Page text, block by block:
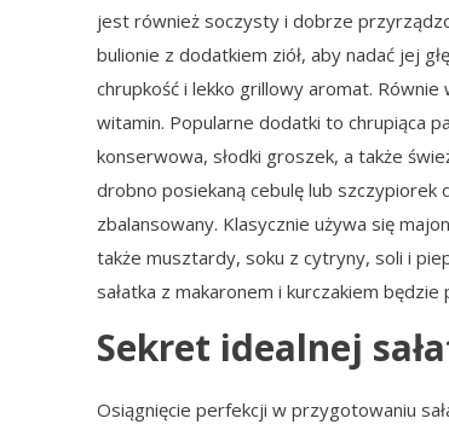
jest również soczysty i dobrze
bulionie z dodatkiem ziół, aby nadać jej
chrupkość i lekko grillowy aromat.
witamin. Popularne dodatki to chrupiąca
konserwowa, słodki groszek, a także
drobno posiekaną cebulę lub szczypiorek
zbalansowany. Klasycznie używa się
także musztardy, soku z cytryny, soli i
sałatka z makaronem i kurczakiem
Sekret idealnej
Osiągnięcie perfekcji w przygotowaniu